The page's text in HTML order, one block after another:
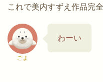
これで美内すずえ作品完
ごま
わーい